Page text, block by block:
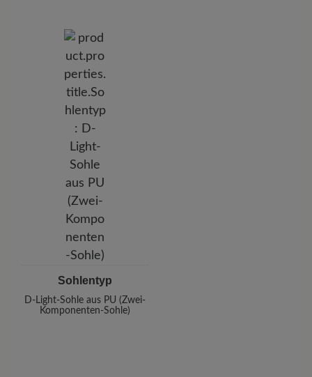
Sohlentyp
D-Light-Sohle aus PU (Zwei-
Komponenten-Sohle)